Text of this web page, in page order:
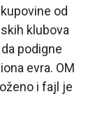
od
klubova
podigne
evra. OM
i fajl je